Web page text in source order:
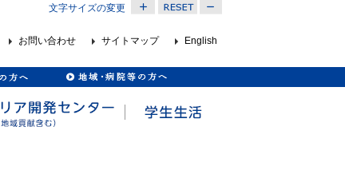
文字サイズの変更
お問い合わせ サイトマップ English